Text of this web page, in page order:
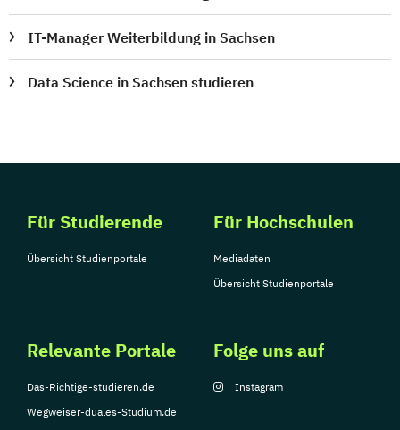
IT-Manager Weiterbildung in Sachsen
Data Science in Sachsen studieren
Für Studierende
Übersicht Studienportale
Für Hochschulen
Mediadaten
Übersicht Studienportale
Relevante Portale
Das-Richtige-studieren.de
Wegweiser-duales-Studium.de
Folge uns auf
Instagram